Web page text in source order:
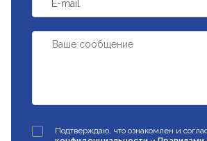
E-mail
Подтверждаю, что ознакомлен и